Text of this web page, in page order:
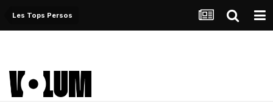
Les Tops Persos